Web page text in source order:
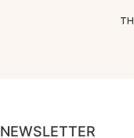
NEWSLETTER